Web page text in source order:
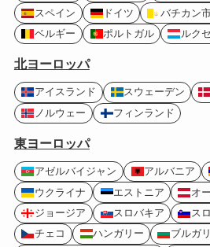
スペイン
ドイツ バチカン
ベルギー
ポルトガル ルク
北ヨーロッパ
アイスランド スウェーデン
ノルウェー
フィンランド
東ヨーロッパ
アゼルバイジャン アルバニア
ウクライナ
エストニア オ
ジョージア
スロバキア ス
チェコ
ハンガリー ブルガ